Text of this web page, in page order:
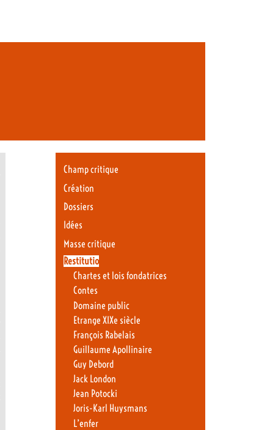
Champ critique
Création
Dossiers
Idées
Masse critique
Restitutio
Chartes et lois fondatrices
Contes
Domaine public
Etrange XIXe siècle
François Rabelais
Guillaume Apollinaire
Guy Debord
Jack London
Jean Potocki
Joris-Karl Huysmans
L’enfer